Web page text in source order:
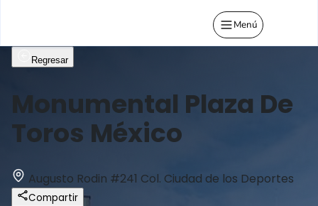
Menú
Regresar
Monumental Plaza De
Toros México
Augusto Rodin #241 Col. Ciudad de los Deportes
Compartir